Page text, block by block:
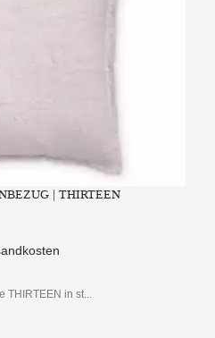
| THIRTEEN
THIRTEEN in st...